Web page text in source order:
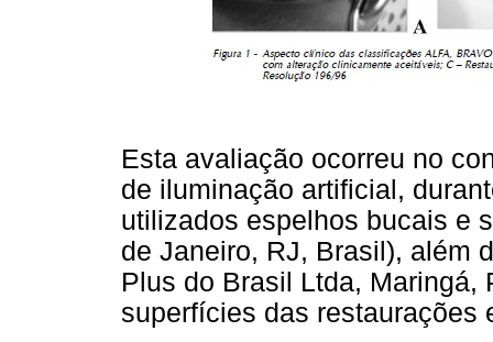
Esta avaliação ocorreu no
de iluminação artificial,
utilizados espelhos bucais e
de Janeiro, RJ, Brasil), além
Plus do Brasil Ltda, Maringá,
superfícies das restaurações